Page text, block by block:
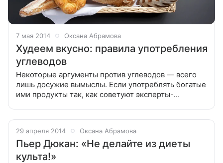
7 мая 2014 Оксана Абрамова
Худеем вкусно: правила употребления
углеводов
Некоторые аргументы против углеводов ― всего
лишь досужие вымыслы. Если употреблять богатые
ими продукты так, как советуют эксперты-
29 апреля 2014 Оксана Абрамова
Пьер Дюкан: «Не делайте из диеты
культа!»